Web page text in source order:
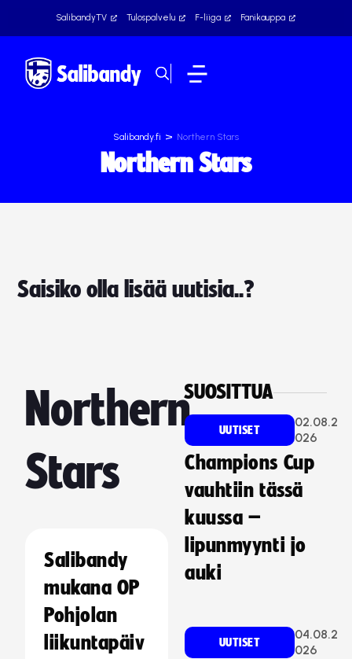
SalibandyTV Tulospalvelu F-liiga Fanikauppa
Salibandy.fi > Northern Stars
Northern Stars
Saisiko olla lisää uutisia..?
Northern
Stars
Salibandy
mukana OP
Pohjolan
liikuntapäiv
SUOSITTUA
UUTISET
02.08.2
026
Champions Cup
vauhtiin tässä
kuussa –
lipunmyynti jo
auki
UUTISET
04.08.2
026